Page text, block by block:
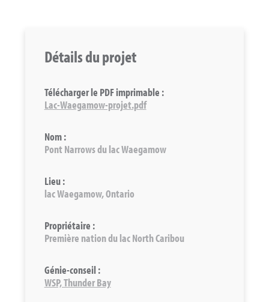
Détails du projet
Télécharger le PDF imprimable :
Lac-Waegamow-projet.pdf
Nom :
Pont Narrows du lac Waegamow
Lieu :
lac Waegamow, Ontario
Propriétaire :
Première nation du lac North Caribou
Génie-conseil :
WSP, Thunder Bay